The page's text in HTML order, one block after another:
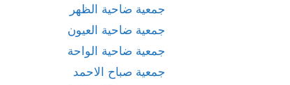
جمعية ضاحية الظهر
جمعية ضاحية العيون
جمعية ضاحية الواحة
جمعية صباح الاحمد